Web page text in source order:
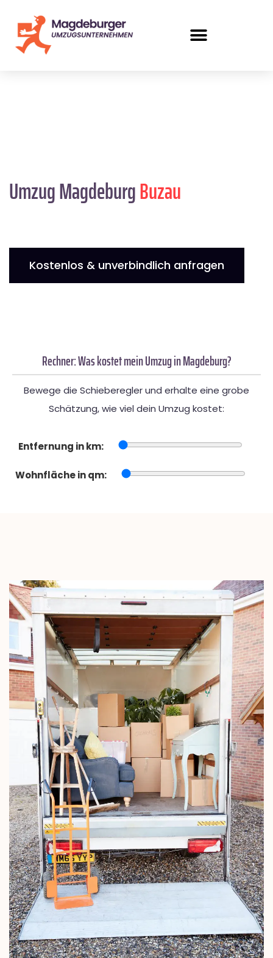
Umzug MagdeburgBuzau
Kostenlos & unverbindlich anfragen
Rechner: Was kostet mein Umzug in Magdeburg?
Bewege die Schieberegler und erhalte eine grobe
Schätzung, wie viel dein Umzug kostet:
Entfernung in km:
Wohnfläche in qm: